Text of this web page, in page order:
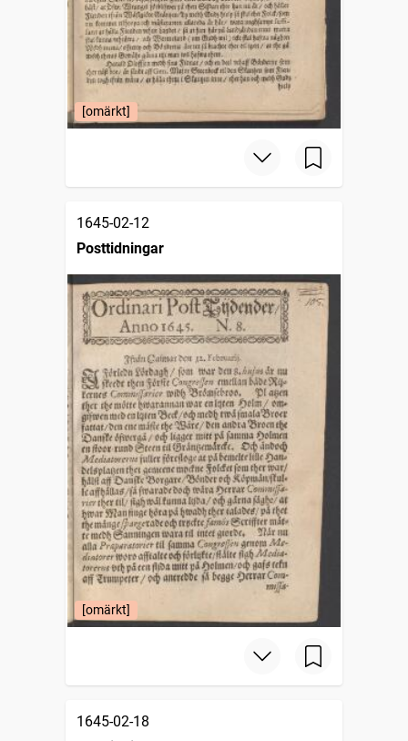
[omärkt]
1645-02-12
Posttidningar
[omärkt]
1645-02-18